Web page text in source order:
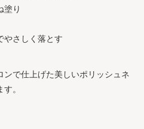
塗り
やさしく落とす
ンで仕上げた美しいポリッシュネ
。